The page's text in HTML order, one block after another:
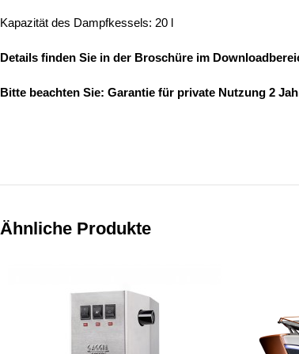
Kapazität des Dampfkessels: 20 l
Details finden Sie in der Broschüre im
Bitte beachten Sie: Garantie für private Nutzung 2
Ähnliche Produkte